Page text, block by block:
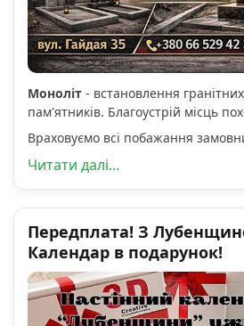
Моноліт - встановлення
пам'ятників. Благоустрій місць
Враховуємо всі побажання
Читати далі...
Передплата! З
Календар в подарунок!